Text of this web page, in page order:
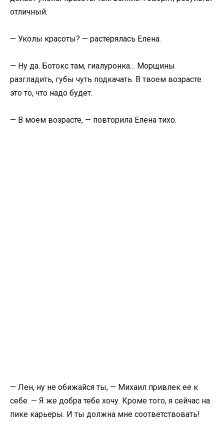
отличный.
— Уколы красоты? — растерялась Елена.
— Ну да. Ботокс там, гиалуронка… Морщины
разгладить, губы чуть подкачать. В твоем возрасте
это то, что надо будет.
— В моем возрасте, — повторила Елена тихо.
— Лен, ну не обижайся ты, — Михаил привлек ее к
себе. — Я же добра тебе хочу. Кроме того, я сейчас на
пике карьеры. И ты должна мне соответствовать!